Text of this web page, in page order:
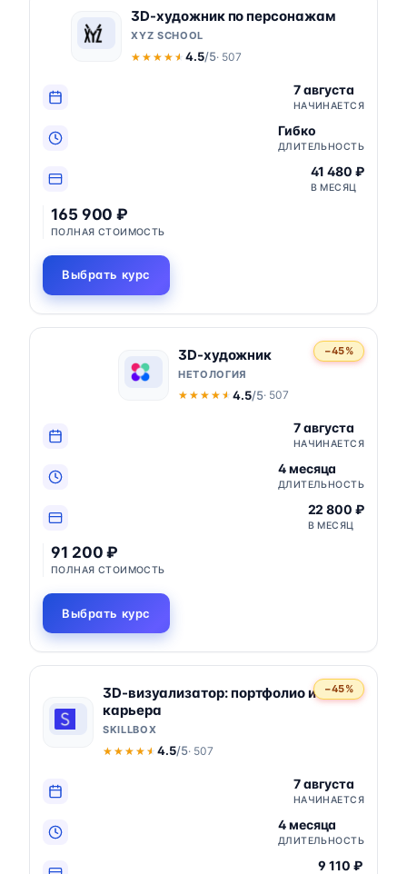
3D-художник по персонажам
XYZ SCHOOL
★★★★★
★★★★★4.5/5· 507
7 августа
НАЧИНАЕТСЯ
Гибко
ДЛИТЕЛЬНОСТЬ
41 480 ₽
В МЕСЯЦ
165 900 ₽
ПОЛНАЯ СТОИМОСТЬ
Выбрать курс
−45%
3D-художник
НЕТОЛОГИЯ
★★★★★
★★★★★ 4.5/5· 507
7 августа
НАЧИНАЕТСЯ
4 месяца
ДЛИТЕЛЬНОСТЬ
22 800 ₽
В МЕСЯЦ
91 200 ₽
ПОЛНАЯ СТОИМОСТЬ
Выбрать курс
−45%
3D-визуализатор: портфолио и
карьера
SKILLBOX
★★★★★
★★★★★ 4.5/5· 507
7 августа
НАЧИНАЕТСЯ
4 месяца
ДЛИТЕЛЬНОСТЬ
9 110 ₽